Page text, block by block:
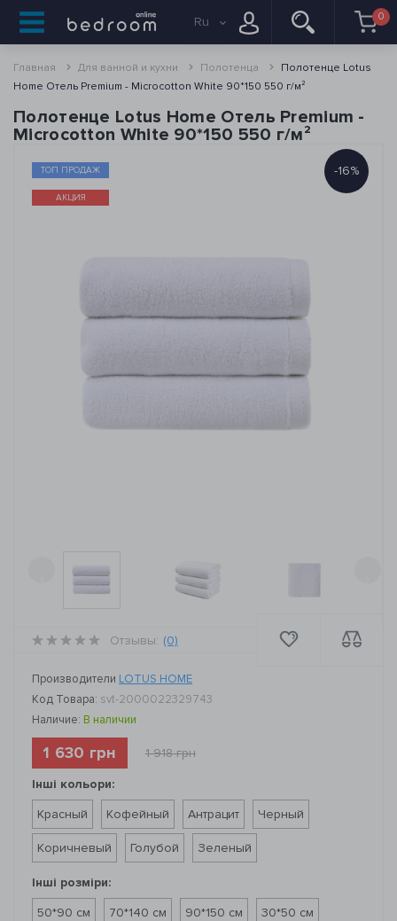
Ru 0
Главная Для ванной и кухни Полотенца
Полотенце Lotus
Home Отель Premium - Microcotton White 90*150 550 г/м²
Полотенце Lotus Home Отель Premium -
Microcotton White 90*150 550 г/м²
-16%
ТОП ПРОДАЖ
АКЦИЯ
Отзывы: (0)
Производители LOTUS HOME
Код Товара: svt-2000022329743
Наличие: В наличии
1 630 грн 1 918 грн
Інші кольори:
Красный
Кофейный Антрацит Черный
Коричневый Голубой Зеленый
Інші розміри:
50*90 см
70*140 см 90*150 см 30*50 см